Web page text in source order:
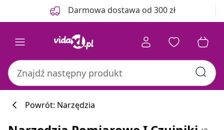
Darmowa dostawa od 300 zł
Powrót: Narzędzia